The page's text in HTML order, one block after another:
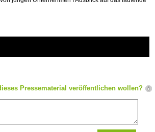
Pressematerial veröffentlichen wollen?